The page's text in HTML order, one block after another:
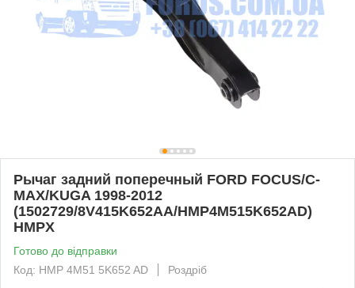
Рычаг задний поперечный FORD FOCUS/C-
MAX/KUGA 1998-2012
(1502729/8V415K652AA/HMP4M515K652AD)
HMPX
Готово до відправки
Код: HMP 4M51 5K652 AD
Роздріб